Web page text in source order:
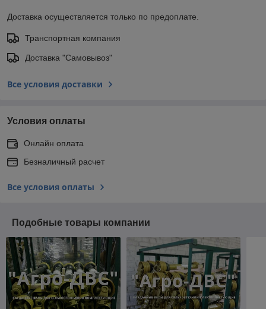
Доставка осуществляется только по предоплате.
Транспортная компания
Доставка "Самовывоз"
Все условия доставки
Условия оплаты
Онлайн оплата
Безналичный расчет
Все условия оплаты
Подобные товары компании